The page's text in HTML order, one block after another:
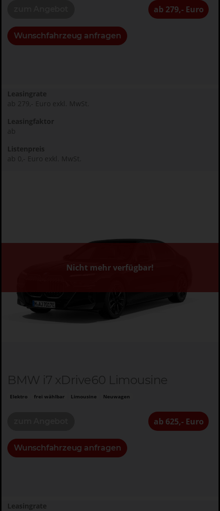
ab 279,- Euro
Wunschfahrzeug anfragen
Leasingrate
ab 279,- Euro exkl. MwSt.
Leasingfaktor
ab
Listenpreis
ab 0,- Euro exkl. MwSt.
Nicht mehr verfügbar!
BMW i7 xDrive60 Limousine
Elektro frei wählbar Limousine Neuwagen
ab 625,- Euro
Wunschfahrzeug anfragen
Leasingrate